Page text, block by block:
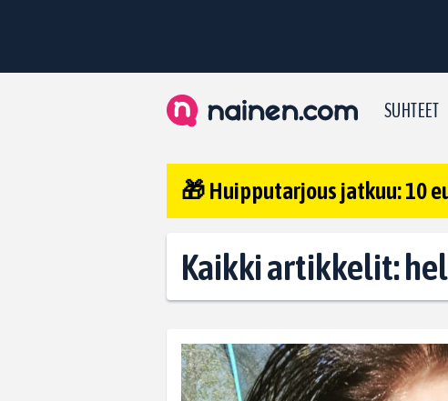
SUHTEET
🎁 Huipputarjous jatkuu: 10
Kaikki artikkelit: